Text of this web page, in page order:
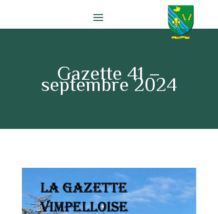
Gazette 41 –
septembre 2024